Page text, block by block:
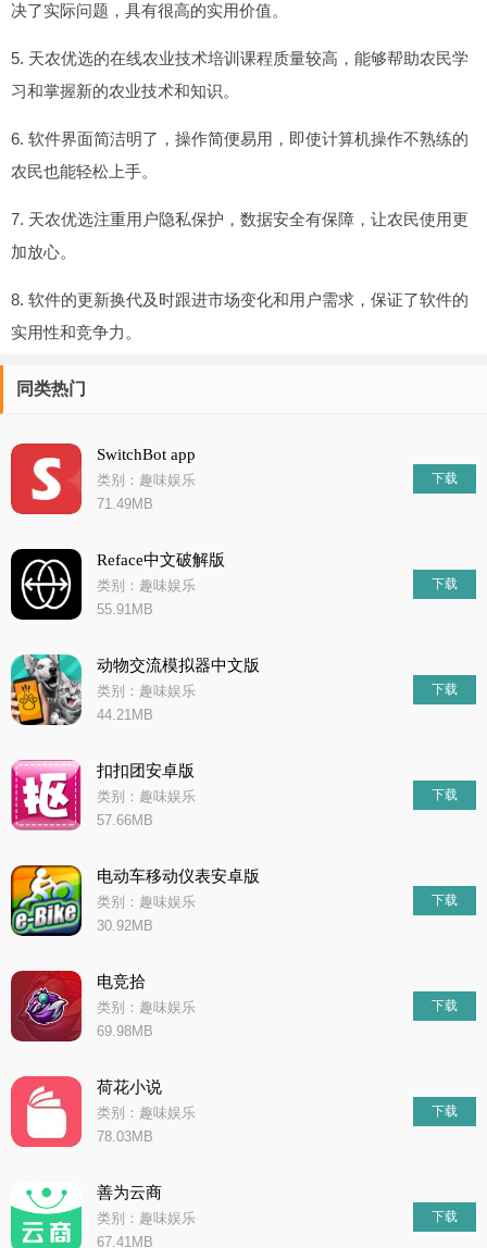
决了实际问题，具有很高的实用价值。
5. 天农优选的在线农业技术培训课程质量较高，能够帮助农民学
习和掌握新的农业技术和知识。
6. 软件界面简洁明了，操作简便易用，即使计算机操作不熟练的
农民也能轻松上手。
7. 天农优选注重用户隐私保护，数据安全有保障，让农民使用更
加放心。
8. 软件的更新换代及时跟进市场变化和用户需求，保证了软件的
实用性和竞争力。
同类热门
SwitchBot app
类别：趣味娱乐
71.49MB
下载
Reface中文破解版
类别：趣味娱乐
55.91MB
下载
动物交流模拟器中文版
类别：趣味娱乐
44.21MB
下载
扣扣团安卓版
类别：趣味娱乐
57.66MB
下载
电动车移动仪表安卓版
类别：趣味娱乐
30.92MB
下载
电竞拾
类别：趣味娱乐
69.98MB
下载
荷花小说
类别：趣味娱乐
78.03MB
下载
善为云商
类别：趣味娱乐
67.41MB
下载